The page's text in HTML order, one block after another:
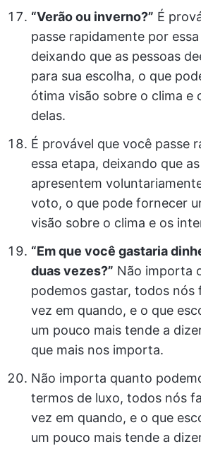
“Verão ou inverno?” É
passe rapidamente por
deixando que as pessoas
para sua escolha, o que
ótima visão sobre o clima e
delas.
É provável que você passe
essa etapa, deixando que
apresentem
voto, o que pode fornecer
visão sobre o clima e os
“Em que você gastaria
duas vezes?” Não importa
podemos gastar, todos nós
vez em quando, e o que
um pouco mais tende a
que mais nos importa.
Não importa quanto
termos de luxo, todos nós
vez em quando, e o que
um pouco mais tende a